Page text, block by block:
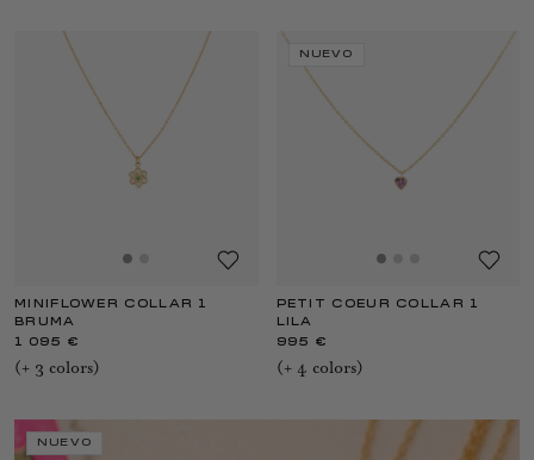
NUEVO
MINIFLOWER COLLAR 1
BRUMA
1 095 €
(+ 3 colors)
NUEVO
PETIT COEUR COLLAR 1
LILA
995 €
(+ 4 colors)